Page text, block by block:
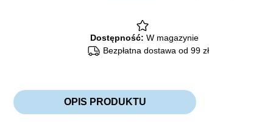
quantity
Dostępność: W magazynie
Bezpłatna dostawa od 99 zł
OPIS PRODUKTU